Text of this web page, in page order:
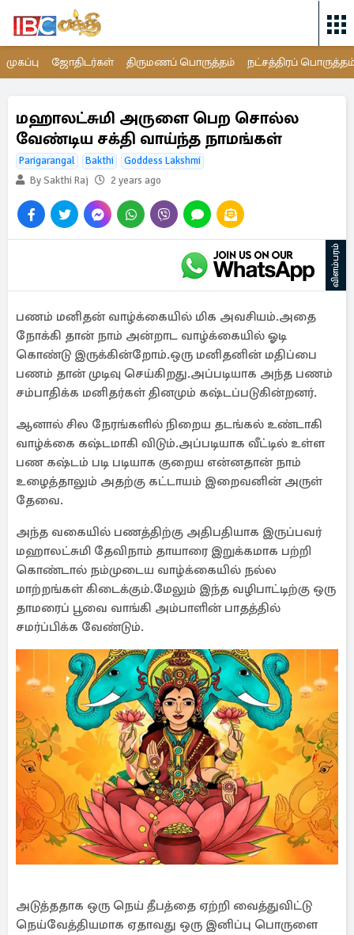
முகப்பு ஜோதிடர்கள் திருமணப் பொருத்தம் நட்சத்திரப்
மஹாலட்சுமி அருளை பெற சொல்ல
வேண்டிய சக்தி வாய்ந்த நாமங்கள்
Parigarangal Bakthi
Goddess Lakshmi
By Sakthi Raj
2 years ago
விளம்பரம்
பணம் மனிதன் வாழ்க்கையில் மிக அவசியம்.அதை
நோக்கி தான் நாம் அன்றாட வாழ்க்கையில் ஓடி
கொண்டு இருக்கின்றோம்.ஒரு மனிதனின் மதிப்பை
பணம் தான் முடிவு செய்கிறது.அப்படியாக அந்த பணம்
சம்பாதிக்க மனிதர்கள் தினமும் கஷ்டப்படுகின்றனர்.
ஆனால் சில நேரங்களில் நிறைய தடங்கல் உண்டாகி
வாழ்க்கை கஷ்டமாகி விடும்.அப்படியாக வீட்டில் உள்ள
பண கஷ்டம் படி படியாக குறைய என்னதான் நாம்
உழைத்தாலும் அதற்கு கட்டாயம் இறைவனின் அருள்
தேவை.
அந்த வகையில் பணத்திற்கு அதிபதியாக இருப்பவர்
மஹாலட்சுமி தேவிநாம் தாயாரை இறுக்கமாக பற்றி
கொண்டால் நம்முடைய வாழ்க்கையில் நல்ல
மாற்றங்கள் கிடைக்கும்.மேலும் இந்த வழிபாட்டிற்கு ஒரு
தாமரைப் பூவை வாங்கி அம்பாளின் பாதத்தில்
சமர்ப்பிக்க வேண்டும்.
அடுத்ததாக ஒரு நெய் தீபத்தை ஏற்றி வைத்துவிட்டு
நெய்வேத்தியமாக ஏதாவது ஒரு இனிப்பு பொருளை